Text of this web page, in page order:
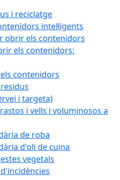
i reciclatge
intel·ligents
obrir els contenidors
els contenidors:
contenidors
i targeta)
i vells i voluminosos a
de roba
d'oli de cuina
vegetals